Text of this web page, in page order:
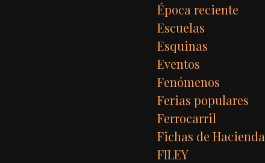
Época reciente
Escuelas
Esquinas
Eventos
Fenómenos
Ferias populares
Ferrocarril
Fichas de Hacienda
FILEY